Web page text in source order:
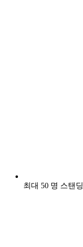
최대 50 명 스탠딩